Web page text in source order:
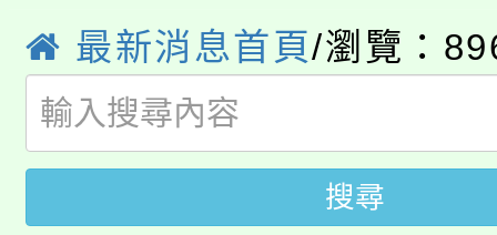
《TA101》溝通分析基
程，歡迎學生輔導中心
心理、諮商輔導、社會
轉知苗栗縣政府辦理
縣市「校園短影音徵選
門員」簡章及活動海報
桃園市115學年度學生
要點
「桃園市補助參觀特色
展演活動實施計畫」
115年度「教育部表揚
最新消息首頁/瀏覽：
搜尋